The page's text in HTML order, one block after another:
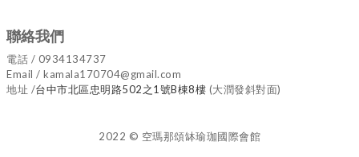
聯絡我們
電話 / 0934134737
Email / kamala170704@gmail.com
地址 /台中市北區忠明路502之1號B棟8樓 (大潤發斜對面)
2022 © 空瑪那頌缽瑜珈國際會館